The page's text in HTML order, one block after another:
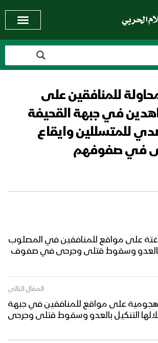
للمنافقين على
في جبهة القحيفة
للمتسللين وايقاع
في صفوفهم
على مواقع للمنافقين في المصلوب
بالعدو وسقوط قتلى وجرحى في صفوف
المقال التالي
هجومية على مواقع للمنافقين في جبهة
التنكيل بالعدو وسقوط قتلى وجرحى